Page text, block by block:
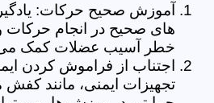
آموزش صحیح حرکات:
های صحیح در انجام
خطر آسیب عضلات کمک می
اجتناب از فراموش کردن
تجهیزات ایمنی، مانند